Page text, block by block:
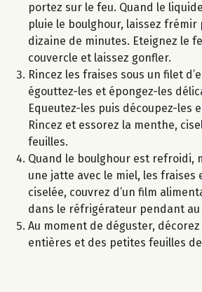
portez sur le feu. Quand le
pluie le boulghour, laissez frémir
dizaine de minutes. Eteignez le
couvercle et laissez gonfler.
Rincez les fraises sous un filet
égouttez-les et épongez-les
Equeutez-les puis découpez-les
Rincez et essorez la menthe,
feuilles.
Quand le boulghour est refroidi,
une jatte avec le miel, les fraises
ciselée, couvrez d’un film
dans le réfrigérateur pendant au
Au moment de déguster,
entières et des petites feuilles